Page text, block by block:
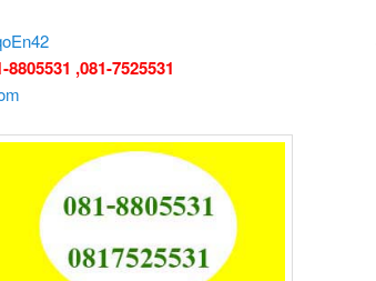
8805531 ,081-7525531